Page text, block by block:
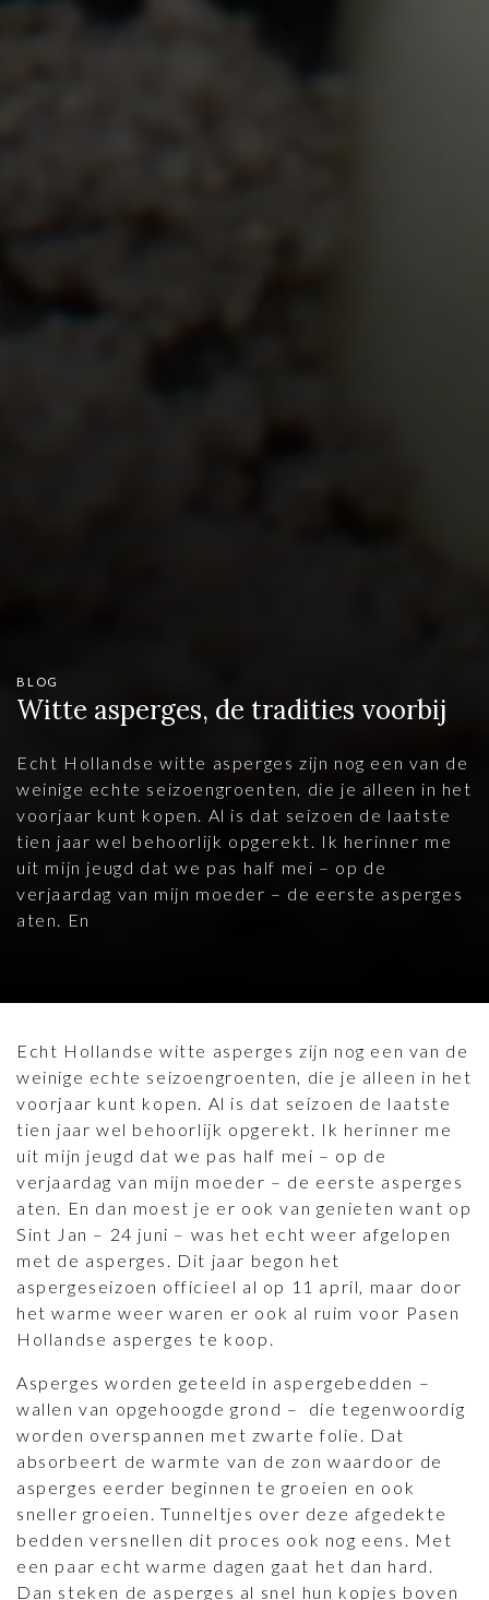
BLOG
Witte asperges, de tradities voorbij
Echt Hollandse witte asperges zijn nog een van de
weinige echte seizoengroenten, die je alleen in het
voorjaar kunt kopen. Al is dat seizoen de laatste
tien jaar wel behoorlijk opgerekt. Ik herinner me
uit mijn jeugd dat we pas half mei – op de
verjaardag van mijn moeder – de eerste asperges
aten. En
Echt Hollandse witte asperges zijn nog een van de
weinige echte seizoengroenten, die je alleen in het
voorjaar kunt kopen. Al is dat seizoen de laatste
tien jaar wel behoorlijk opgerekt. Ik herinner me
uit mijn jeugd dat we pas half mei – op de
verjaardag van mijn moeder – de eerste asperges
aten. En dan moest je er ook van genieten want op
Sint Jan – 24 juni – was het echt weer afgelopen
met de asperges. Dit jaar begon het
aspergeseizoen officieel al op 11 april, maar door
het warme weer waren er ook al ruim voor Pasen
Hollandse asperges te koop.
Asperges worden geteeld in aspergebedden –
wallen van opgehoogde grond – die tegenwoordig
worden overspannen met zwarte folie. Dat
absorbeert de warmte van de zon waardoor de
asperges eerder beginnen te groeien en ook
sneller groeien. Tunneltjes over deze afgedekte
bedden versnellen dit proces ook nog eens. Met
een paar echt warme dagen gaat het dan hard.
Dan steken de asperges al snel hun kopjes boven